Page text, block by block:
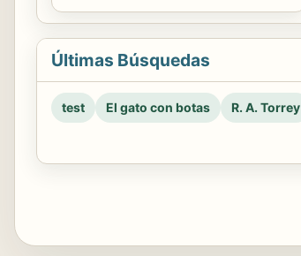
Últimas Búsquedas
test El gato con botas R. A. Torrey